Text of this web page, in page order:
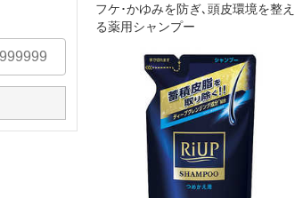
フケ･かゆみを防ぎ､頭皮環境を整え
る薬用シャンプー